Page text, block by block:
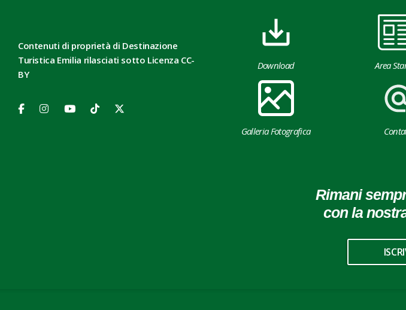
Contenuti di proprietà di Destinazione
Turistica Emilia rilasciati sotto Licenza CC-
BY
Download Area
Galleria Fotografica
Rimani
con la